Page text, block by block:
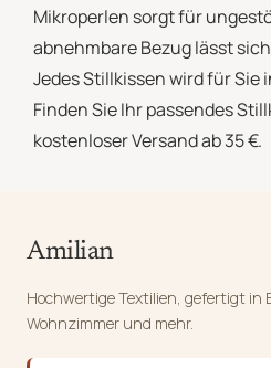
Mikroperlen sorgt für
abnehmbare Bezug lässt
Jedes Stillkissen wird für Sie
Finden Sie Ihr passendes
kostenloser Versand ab 35 €.
Amilian
Hochwertige Textilien, gefertigt in
Wohnzimmer und mehr.